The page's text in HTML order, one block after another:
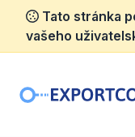
Tato stránka
vašeho